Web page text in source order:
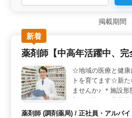
＜地域密着型の職場環境＞ 勤務
置する地域密着型の訪問介護ステ
コミュニティに深く根ざした活動
員が地域の利用者様に寄り添った
ます。 地域密着型の職場環境で
感を得られます。 ＜多様な雇用
フト制＞ 正社員、契約社員、ア
遣社員と多様な雇用形態を提供し
勤務が可能な週休2日制を採用し
トや家庭とのバランスを取りなが
います。これにより、長期的なキ
っています。 ＜経験を活かせる
掲載期間
新着
薬剤師【中高年活躍中、完
☆地域の医療と健康
トを育てます☆新
ませんか♪ ＊施設
理、OTC販売
薬剤師 (調剤薬局) / 正社員・アルバイ